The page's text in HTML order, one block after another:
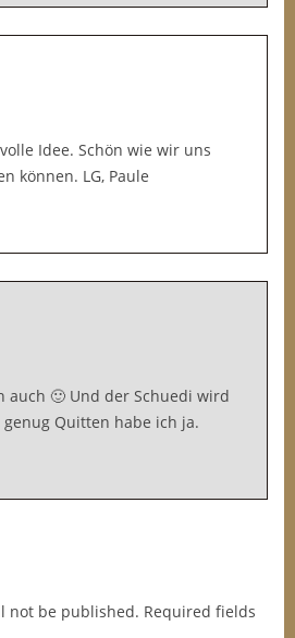
Idee. Schön wie wir uns
können. LG, Paule
auch 🙂 Und der Schuedi wird
Quitten habe ich ja.
not be published. Required fields